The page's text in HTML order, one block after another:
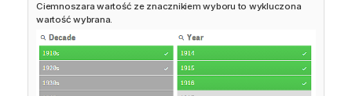
Ciemnoszara wartość ze znacznikiem wyboru to wykluczona
wartość wybrana.